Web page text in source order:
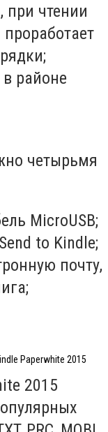
при чтении
в районе
четырьмя
MicroUSB;
to Kindle;
почту,
Paperwhite 2015
2015